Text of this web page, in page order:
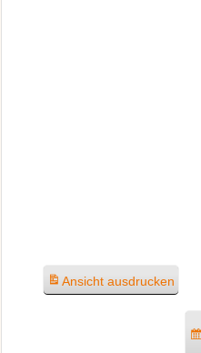
Ansicht ausdrucken